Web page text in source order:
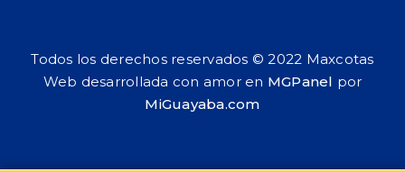
Todos los derechos reservados © 2022 Maxcotas
Web desarrollada con amor en MGPanel por
MiGuayaba.com